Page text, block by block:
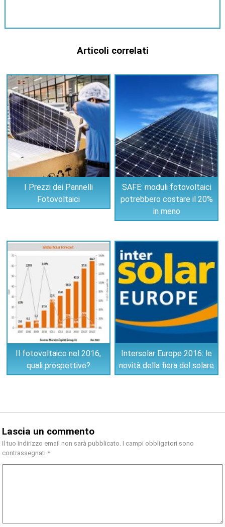
Articoli correlati
I Prezzi dei Pannelli
Fotovoltaici
SAFE: moduli fotovoltaici
potrebbero costare il 20%
in meno
Il fotovoltaico nel 2016,
quali prospettive?
Intersolar Europe 2016: le
novità della fiera del solare
Lascia un commento
Il tuo indirizzo email non sarà pubblicato. I campi obbligatori sono
contrassegnati *